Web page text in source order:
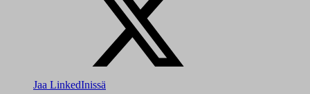
Jaa LinkedInissä